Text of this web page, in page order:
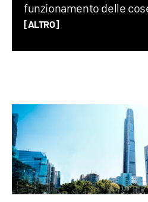
funzionamento delle
storie assurde (ma vere)
guardare film, andare ai
collezionare dischi in
[ALTRO]